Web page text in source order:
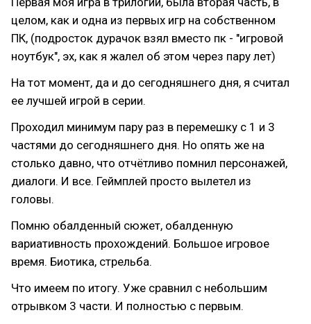
целом, как и одна из первых игр на собственном
ПК, (подросток дурачок взял вместо пк - "игровой
ноутбук", эх, как я жалел об этом через пару лет)
На тот момент, да и до сегодняшнего дня, я считал
ее лучшей игрой в серии.
Проходил минимум пару раз в перемешку с 1 и 3
частями до сегодняшнего дня. Но опять же на
столько давно, что отчётливо помнил персонажей,
диалоги. И все. Геймплей просто вылетел из
головы.
Помню обалденный сюжет, обалденную
вариативность прохождений. Большое игровое
время. Биотика, стрельба.
Что имеем по итогу. Уже сравнил с небольшим
отрывком 3 части. И полностью с первым.